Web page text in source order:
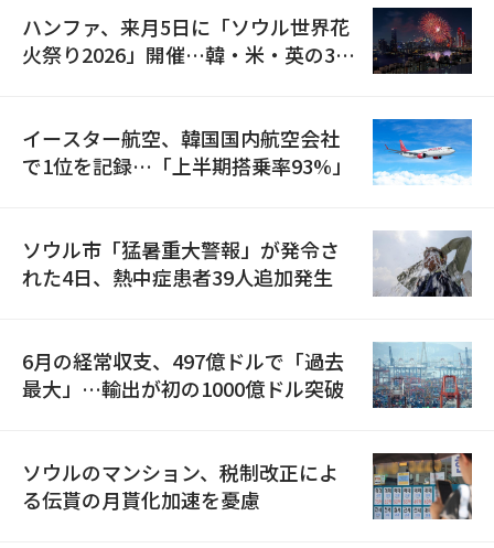
ハンファ、来月5日に「ソウル世界花
火祭り2026」開催…韓・米・英の3カ
イースター航空、韓国国内航空会社
で1位を記録…「上半期搭乗率93%」
ソウル市「猛暑重大警報」が発令さ
れた4日、熱中症患者39人追加発生
6月の経常収支、497億ドルで「過去
最大」…輸出が初の1000億ドル突破
ソウルのマンション、税制改正によ
る伝貰の月貰化加速を憂慮